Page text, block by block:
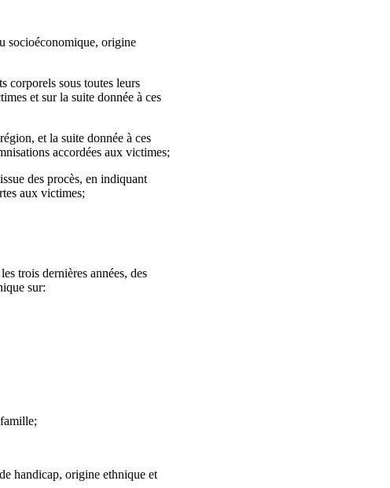
socioéconomique, origine
corporels sous toutes leurs
et sur la suite donnée à ces
et la suite donnée à ces
accordées aux victimes;
des procès, en indiquant
aux victimes;
trois dernières années, des
sur:
handicap, origine ethnique et